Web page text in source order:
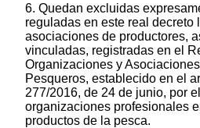
6. Quedan excluidas
reguladas en este real decreto
asociaciones de productores,
vinculadas, registradas en el
Organizaciones y
Pesqueros, establecido en el
277/2016, de 24 de junio, por
organizaciones profesionales
productos de la pesca.